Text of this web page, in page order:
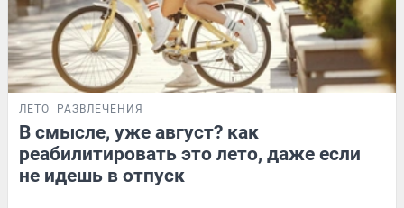
ЛЕТО РАЗВЛЕЧЕНИЯ
В смысле, уже август? как
реабилитировать это лето, даже если
не идешь в отпуск